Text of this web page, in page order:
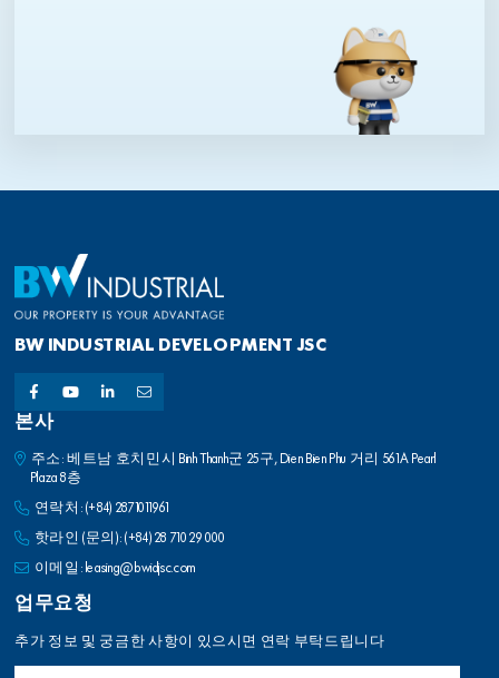
BW INDUSTRIAL DEVELOPMENT JSC
본사
주소: 베트남 호치민시 Binh Thanh군 25구, Dien Bien Phu 거리 561A Pearl
Plaza 8층
연락처: (+84) 2871011961
핫라인 (문의):(+84) 28 710 29 000
이메일: leasing@bwidjsc.com
업무요청
추가 정보 및 궁금한 사항이 있으시면 연락 부탁드립니다